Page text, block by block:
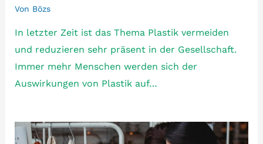
Von Bözs
In letzter Zeit ist das Thema Plastik vermeiden
und reduzieren sehr präsent in der Gesellschaft.
Immer mehr Menschen werden sich der
Auswirkungen von Plastik auf…